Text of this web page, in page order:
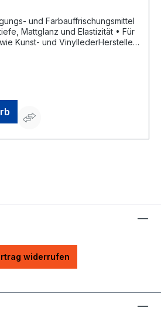
und Farbauffrischungsmittel
Mattglanz und Elastizität • Für
Kunst- und VinyllederHersteller:
widerrufen